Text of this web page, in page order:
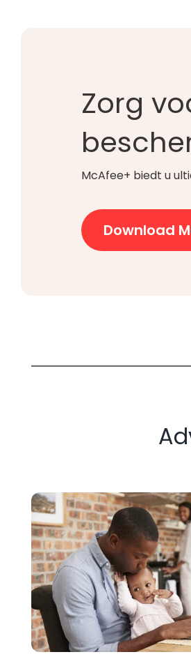
Zorg
McAfee+ biedt u
Download